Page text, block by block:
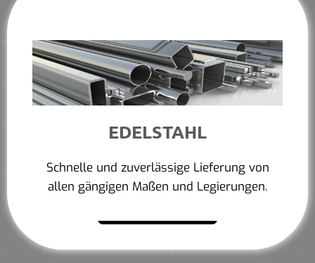
EDELSTAHL
Schnelle und zuverlässige Lieferung von
allen gängigen Maßen und Legierungen.